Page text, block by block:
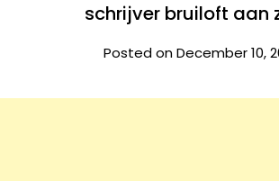
schrijver bruiloft aan
Posted on December 10,